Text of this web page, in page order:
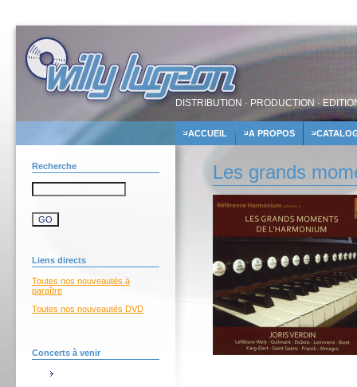
DISTRIBUTION · PRODUCTION ·
ACCUEIL A PROPOS
Recherche
Liens directs
Toutes nos nouveautés à
paraître
Toutes nos nouveautés DVD
Concerts à venir
Les grands